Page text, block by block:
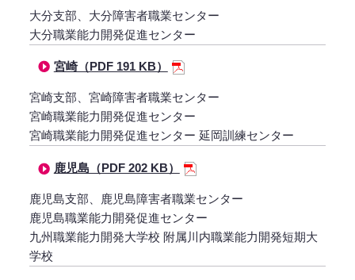
大分支部、大分障害者職業センター
大分職業能力開発促進センター
宮崎（PDF 191 KB）
宮崎支部、宮崎障害者職業センター
宮崎職業能力開発促進センター
宮崎職業能力開発促進センター 延岡訓練センター
鹿児島（PDF 202 KB）
鹿児島支部、鹿児島障害者職業センター
鹿児島職業能力開発促進センター
九州職業能力開発大学校 附属川内職業能力開発短期大
学校